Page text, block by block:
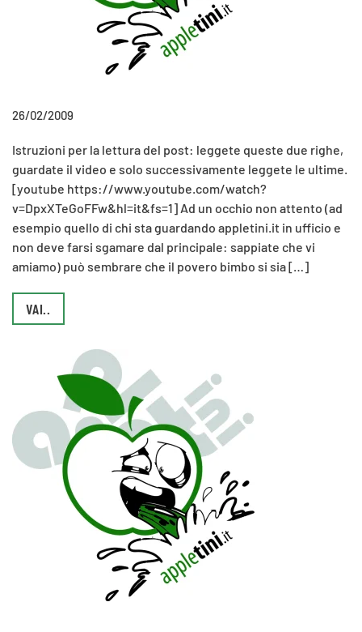
26/02/2009
Istruzioni per la lettura del post: leggete queste due righe,
guardate il video e solo successivamente leggete le ultime.
[youtube https://www.youtube.com/watch?
v=DpxXTeGoFFw&hl=it&fs=1] Ad un occhio non attento (ad
esempio quello di chi sta guardando appletini.it in ufficio e
non deve farsi sgamare dal principale: sappiate che vi
amiamo) può sembrare che il povero bimbo si sia […]
VAI..